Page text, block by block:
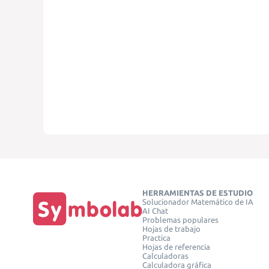
HERRAMIENTAS DE ESTUDIO
Solucionador Matemático de IA
AI Chat
Problemas populares
Hojas de trabajo
Practica
Hojas de referencia
Calculadoras
Calculadora gráfica